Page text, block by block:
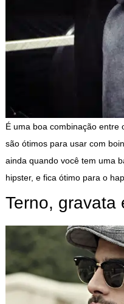
É uma boa combinação entre
são ótimos para usar com
ainda quando você tem uma
hipster, e fica ótimo para o
Terno, gravata